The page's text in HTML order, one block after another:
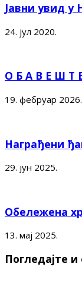
Јавни увид у
24. јул 2020.
О Б А В Е Ш Т
19. фебруар 2026.
Награђени
29. јун 2025.
Обележена
13. мај 2025.
Погледајте и